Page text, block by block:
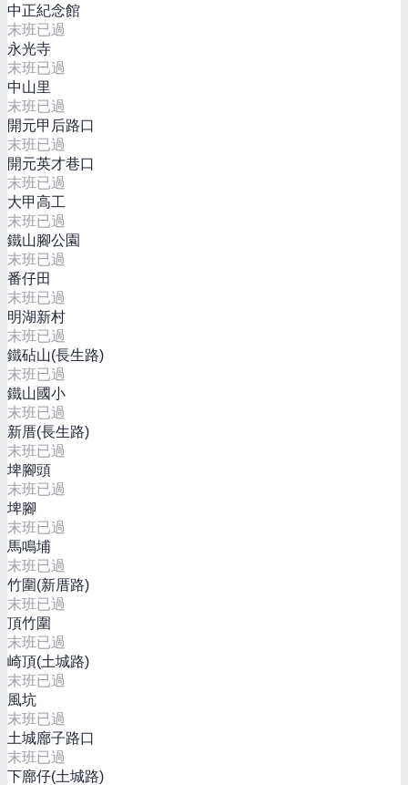
中正紀念館
末班已過
永光寺
末班已過
中山里
末班已過
開元甲后路口
末班已過
開元英才巷口
末班已過
大甲高工
末班已過
鐵山腳公園
末班已過
番仔田
末班已過
明湖新村
末班已過
鐵砧山(長生路)
末班已過
鐵山國小
末班已過
新厝(長生路)
末班已過
埤腳頭
末班已過
埤腳
末班已過
馬鳴埔
末班已過
竹圍(新厝路)
末班已過
頂竹圍
末班已過
崎頂(土城路)
末班已過
風坑
末班已過
土城廍子路口
末班已過
下廍仔(土城路)